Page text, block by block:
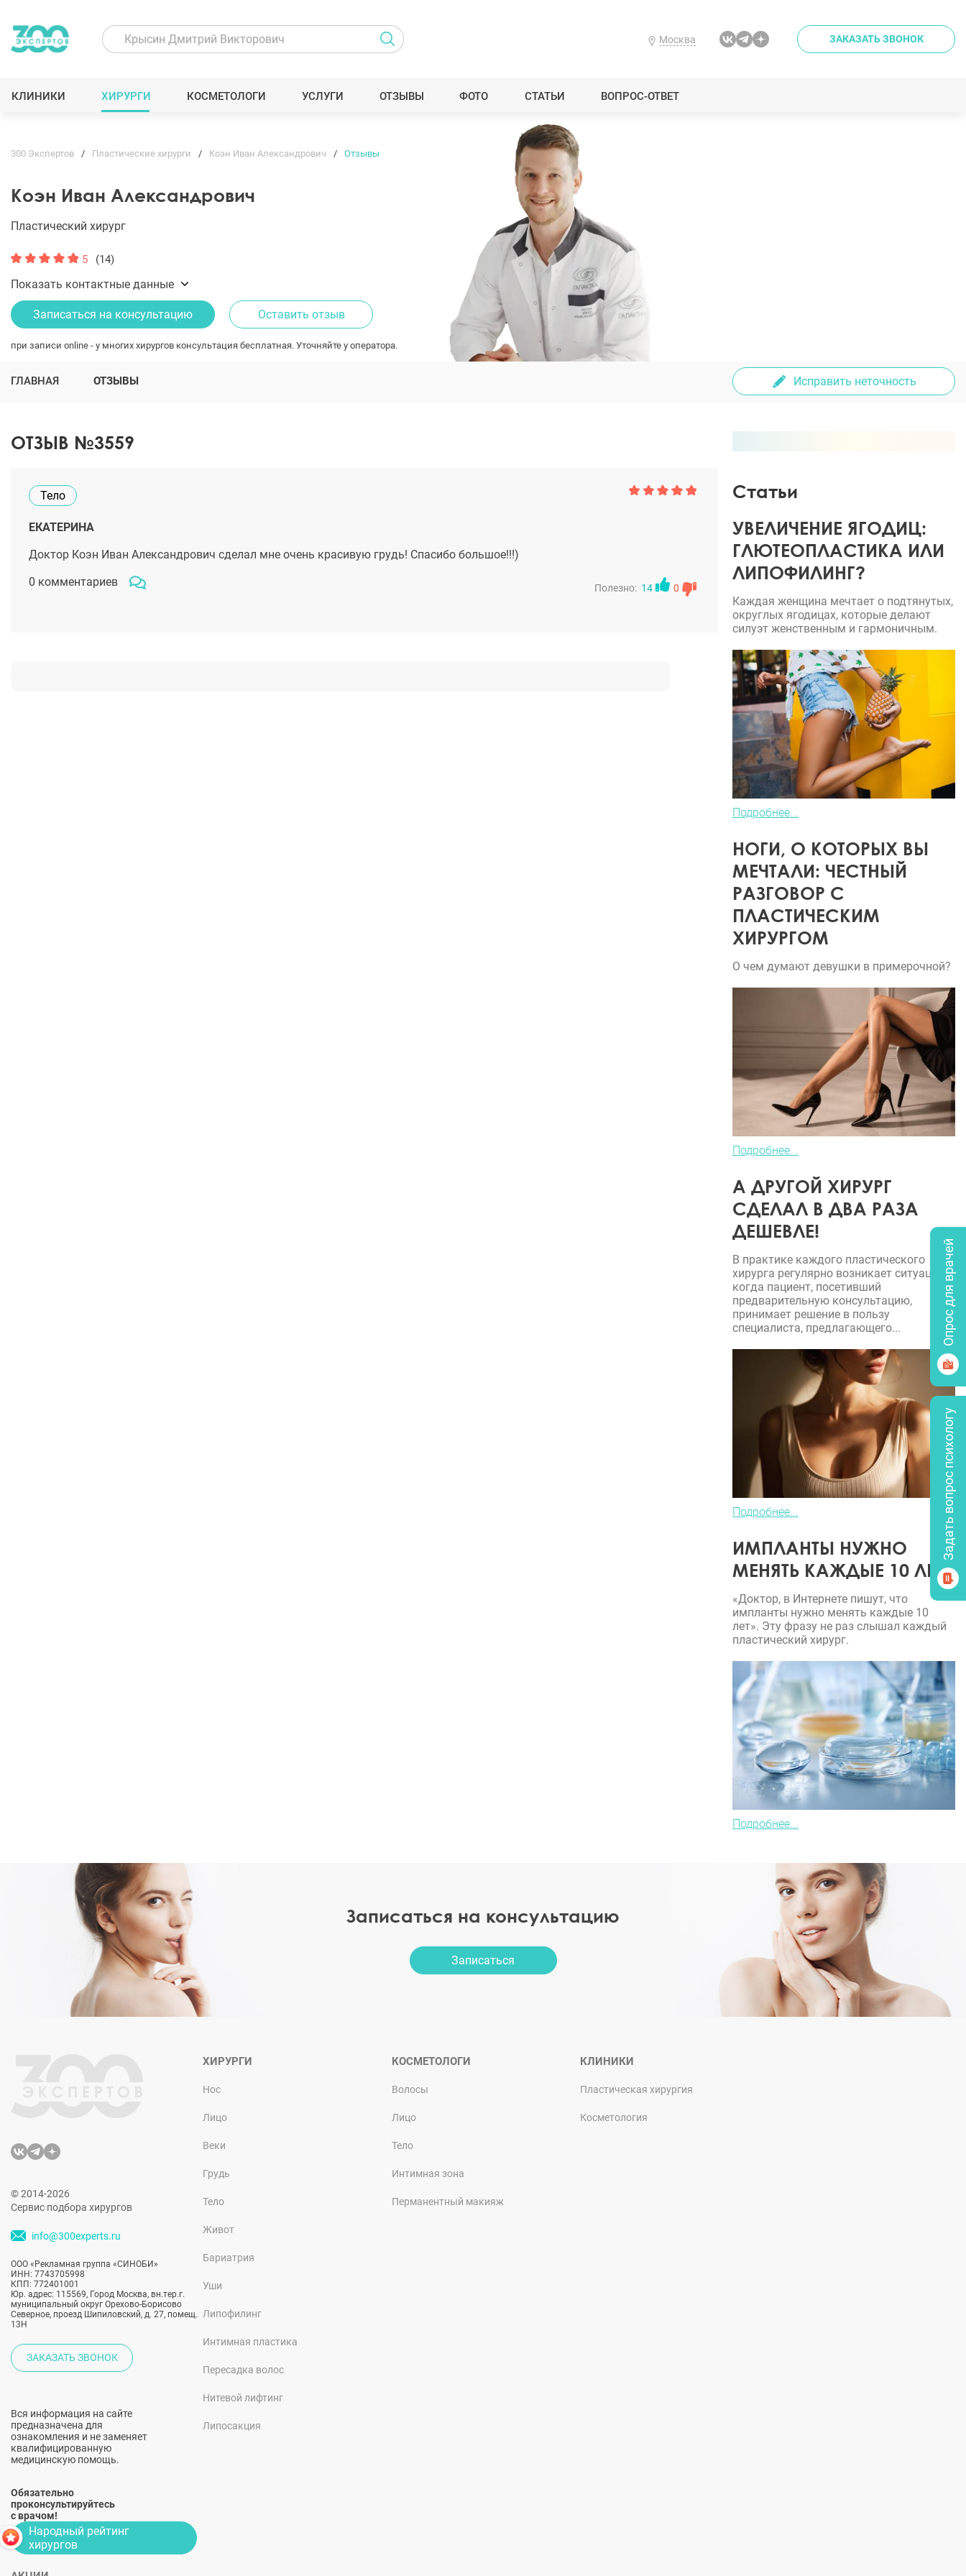
Москва ЗАКАЗАТЬ ЗВОНОК
КЛИНИКИ ХИРУРГИ КОСМЕТОЛОГИ УСЛУГИ ОТЗЫВЫ ФОТО СТАТЬИ ВОПРОС-ОТВЕТ
300 Экспертов Пластические хирурги Коэн Иван Александрович Отзывы
Коэн Иван Александрович
Пластический хирург
5 (14)
Показать контактные данные
Записаться на консультацию Оставить отзыв
при записи online - у многих хирургов консультация бесплатная. Уточняйте у оператора.
ГЛАВНАЯ ОТЗЫВЫ Исправить неточность
ОТЗЫВ №3559
Тело
ЕКАТЕРИНА
Доктор Коэн Иван Александрович сделал мне очень красивую грудь! Спасибо большое!!!)
0 комментариев
Полезно: 14 0
Статьи
УВЕЛИЧЕНИЕ ЯГОДИЦ:
ГЛЮТЕОПЛАСТИКА ИЛИ
ЛИПОФИЛИНГ?
Каждая женщина мечтает о подтянутых,
округлых ягодицах, которые делают
силуэт женственным и гармоничным.
Подробнее...
НОГИ, О КОТОРЫХ ВЫ
МЕЧТАЛИ: ЧЕСТНЫЙ
РАЗГОВОР С
ПЛАСТИЧЕСКИМ
ХИРУРГОМ
О чем думают девушки в примерочной?
Подробнее...
А ДРУГОЙ ХИРУРГ
СДЕЛАЛ В ДВА РАЗА
ДЕШЕВЛЕ!
В практике каждого пластического
хирурга регулярно возникает ситуация,
когда пациент, посетивший
предварительную консультацию,
принимает решение в пользу
специалиста, предлагающего...
Подробнее...
ИМПЛАНТЫ НУЖНО
МЕНЯТЬ КАЖДЫЕ 10 ЛЕТ?
«Доктор, в Интернете пишут, что
импланты нужно менять каждые 10
лет». Эту фразу не раз слышал каждый
пластический хирург.
Подробнее...
Записаться на консультацию
Записаться
© 2014-2026
Сервис подбора хирургов
info@300experts.ru
ООО «Рекламная группа «СИНОБИ»
ИНН: 7743705998
КПП: 772401001
Юр. адрес: 115569, Город Москва, вн.тер.г.
муниципальный округ Орехово-Борисово
Северное, проезд Шипиловский, д. 27, помещ.
13Н
ЗАКАЗАТЬ ЗВОНОК
Вся информация на сайте
предназначена для
ознакомления и не заменяет
квалифицированную
медицинскую помощь.
Обязательно
проконсультируйтесь
с врачом!
ХИРУРГИ
Нос
Лицо
Веки
Грудь
Тело
Живот
Бариатрия
Уши
Липофилинг
Интимная пластика
Пересадка волос
Нитевой лифтинг
Липосакция
КОСМЕТОЛОГИ
Волосы
Лицо
Тело
Интимная зона
Перманентный макияж
КЛИНИКИ
Пластическая хирургия
Косметология
Народный рейтинг
хирургов
Опрос для врачей
Задать вопрос психологу